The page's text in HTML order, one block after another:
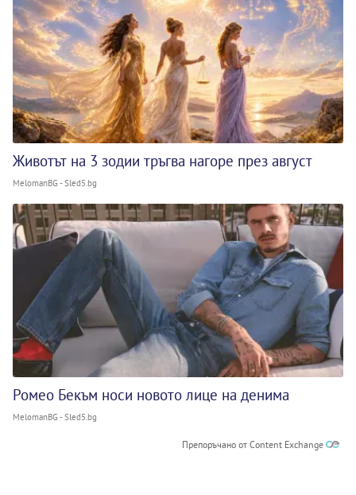
Животът на 3 зодии тръгва нагоре през август
MelomanBG - Sled5.bg
Ромео Бекъм носи новото лице на денима
MelomanBG - Sled5.bg
Препоръчано от Content Exchange